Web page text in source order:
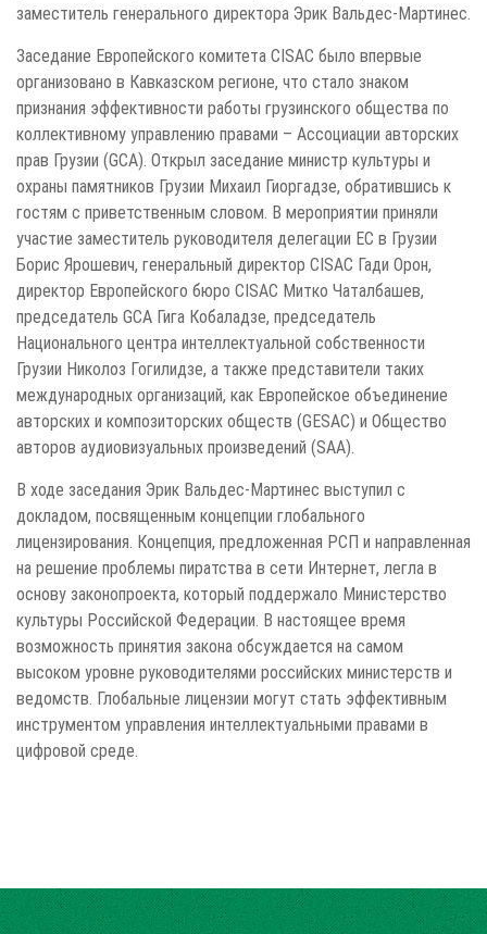
заместитель генерального директора Эрик Вальдес-Мартинес.
Заседание Европейского комитета CISAC было впервые
организовано в Кавказском регионе, что стало знаком
признания эффективности работы грузинского общества по
коллективному управлению правами – Ассоциации авторских
прав Грузии (GCA). Открыл заседание министр культуры и
охраны памятников Грузии Михаил Гиоргадзе, обратившись к
гостям с приветственным словом. В мероприятии приняли
участие заместитель руководителя делегации ЕС в Грузии
Борис Ярошевич, генеральный директор CISAC Гади Орон,
директор Европейского бюро CISAC Митко Чаталбашев,
председатель GCA Гига Кобаладзе, председатель
Национального центра интеллектуальной собственности
Грузии Николоз Гогилидзе, а также представители таких
международных организаций, как Европейское объединение
авторских и композиторских обществ (GESAC) и Общество
авторов аудиовизуальных произведений (SAA).
В ходе заседания Эрик Вальдес-Мартинес выступил с
докладом, посвященным концепции глобального
лицензирования. Концепция, предложенная РСП и направленная
на решение проблемы пиратства в сети Интернет, легла в
основу законопроекта, который поддержало Министерство
культуры Российской Федерации. В настоящее время
возможность принятия закона обсуждается на самом
высоком уровне руководителями российских министерств и
ведомств. Глобальные лицензии могут стать эффективным
инструментом управления интеллектуальными правами в
цифровой среде.